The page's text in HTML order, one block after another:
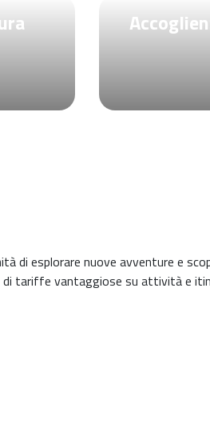
di esplorare nuove avventure e
tariffe vantaggiose su attività e